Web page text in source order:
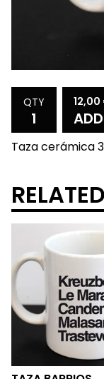
QTY 12,00
Taza cerámica